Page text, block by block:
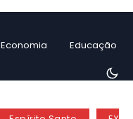
Economia Educação